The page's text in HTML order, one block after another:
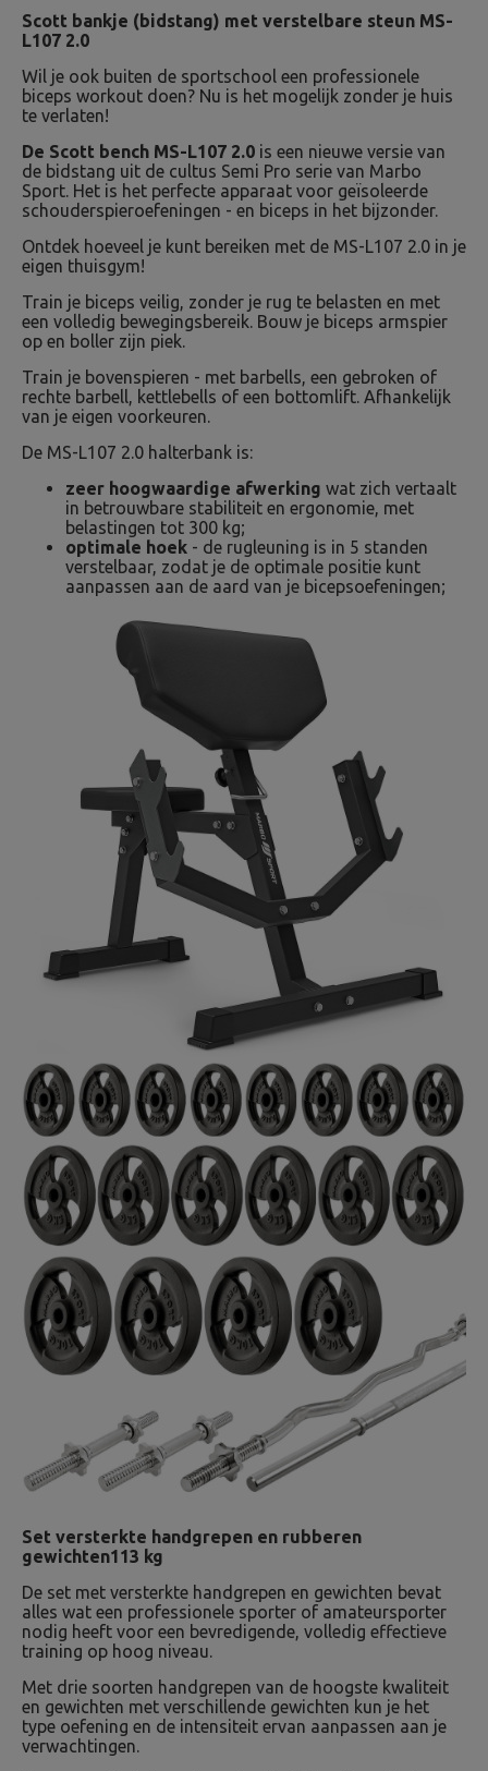
Scott bankje (bidstang) met verstelbare steun MS-
L107 2.0
Wil je ook buiten de sportschool een professionele
biceps workout doen? Nu is het mogelijk zonder je huis
te verlaten!
De Scott bench MS-L107 2.0 is een nieuwe versie van
de bidstang uit de cultus Semi Pro serie van Marbo
Sport. Het is het perfecte apparaat voor geïsoleerde
schouderspieroefeningen - en biceps in het bijzonder.
Ontdek hoeveel je kunt bereiken met de MS-L107 2.0 in je
eigen thuisgym!
Train je biceps veilig, zonder je rug te belasten en met
een volledig bewegingsbereik. Bouw je biceps armspier
op en boller zijn piek.
Train je bovenspieren - met barbells, een gebroken of
rechte barbell, kettlebells of een bottomlift. Afhankelijk
van je eigen voorkeuren.
De MS-L107 2.0 halterbank is:
zeer hoogwaardige afwerking wat zich vertaalt
in betrouwbare stabiliteit en ergonomie, met
belastingen tot 300 kg;
optimale hoek - de rugleuning is in 5 standen
verstelbaar, zodat je de optimale positie kunt
aanpassen aan de aard van je bicepsoefeningen;
Set versterkte handgrepen en rubberen
gewichten113 kg
De set met versterkte handgrepen en gewichten bevat
alles wat een professionele sporter of amateursporter
nodig heeft voor een bevredigende, volledig effectieve
training op hoog niveau.
Met drie soorten handgrepen van de hoogste kwaliteit
en gewichten met verschillende gewichten kun je het
type oefening en de intensiteit ervan aanpassen aan je
verwachtingen.